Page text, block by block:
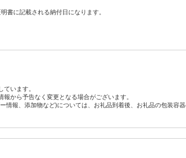
書に記載される納付日になります。
います。
から予告なく変更となる場合がございます。
報、添加物など)については、お礼品到着後、お礼品の包装容